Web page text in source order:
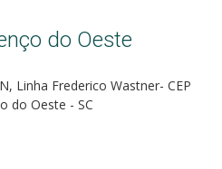
do Oeste
Linha Frederico Wastner- CEP
do Oeste - SC